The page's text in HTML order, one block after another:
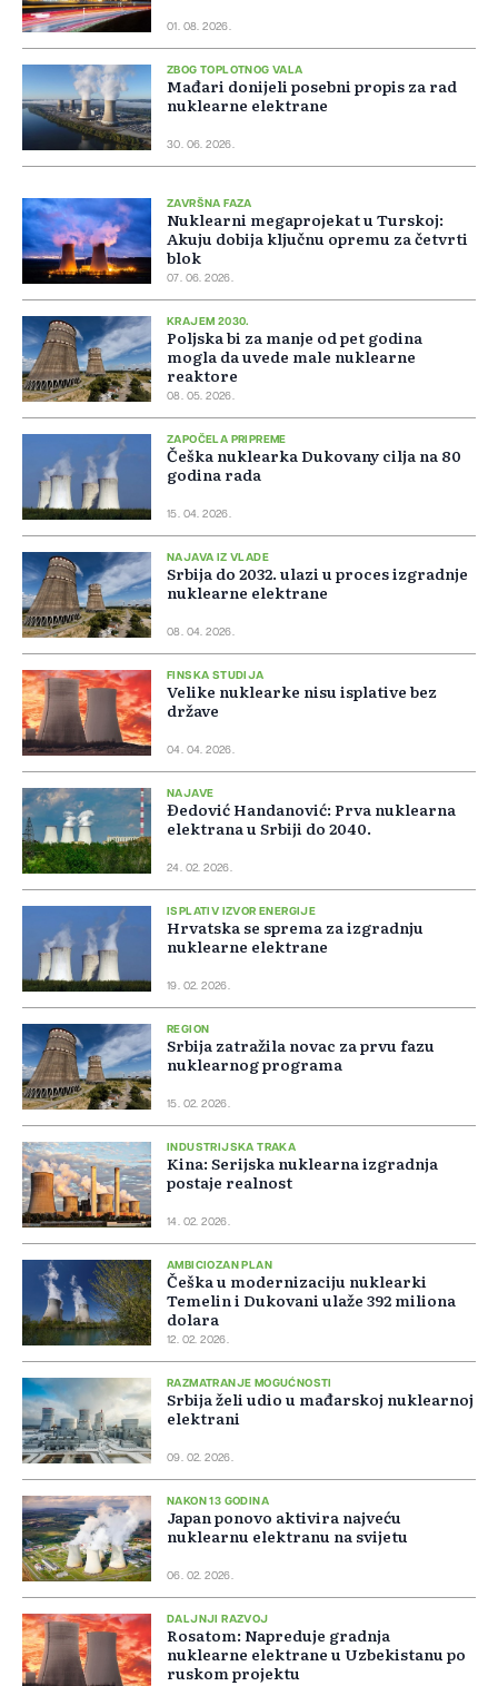
01. 08. 2026.
ZBOG TOPLOTNOG VALA
Mađari donijeli posebni propis za rad
nuklearne elektrane
30. 06. 2026.
ZAVRŠNA FAZA
Nuklearni megaprojekat u Turskoj:
Akuju dobija ključnu opremu za četvrti
blok
07. 06. 2026.
KRAJEM 2030.
Poljska bi za manje od pet godina
mogla da uvede male nuklearne
reaktore
08. 05. 2026.
ZAPOČELA PRIPREME
Češka nuklearka Dukovany cilja na 80
godina rada
15. 04. 2026.
NAJAVA IZ VLADE
Srbija do 2032. ulazi u proces izgradnje
nuklearne elektrane
08. 04. 2026.
FINSKA STUDIJA
Velike nuklearke nisu isplative bez
države
04. 04. 2026.
NAJAVE
Đedović Handanović: Prva nuklearna
elektrana u Srbiji do 2040.
24. 02. 2026.
ISPLATIV IZVOR ENERGIJE
Hrvatska se sprema za izgradnju
nuklearne elektrane
19. 02. 2026.
REGION
Srbija zatražila novac za prvu fazu
nuklearnog programa
15. 02. 2026.
INDUSTRIJSKA TRAKA
Kina: Serijska nuklearna izgradnja
postaje realnost
14. 02. 2026.
AMBICIOZAN PLAN
Češka u modernizaciju nuklearki
Temelin i Dukovani ulaže 392 miliona
dolara
12. 02. 2026.
RAZMATRANJE MOGUĆNOSTI
Srbija želi udio u mađarskoj nuklearnoj
elektrani
09. 02. 2026.
NAKON 13 GODINA
Japan ponovo aktivira najveću
nuklearnu elektranu na svijetu
06. 02. 2026.
DALJNJI RAZVOJ
Rosatom: Napreduje gradnja
nuklearne elektrane u Uzbekistanu po
ruskom projektu